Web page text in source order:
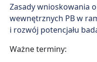
Zasady wnioskowania
wewnętrznych PB w
i rozwój potencjału
Ważne terminy: